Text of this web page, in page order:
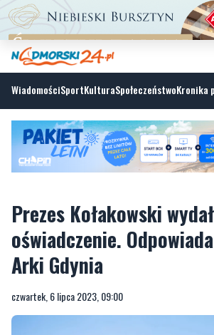
WiadomościSportKulturaSpołeczeństwoKronika
Prezes Kołakowski wydał
oświadczenie.
Arki Gdynia
czwartek, 6 lipca 2023, 09:00